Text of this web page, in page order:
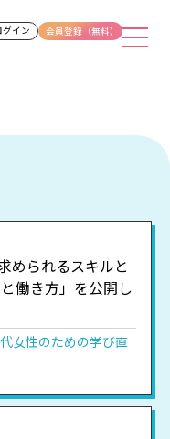
グイン 会員登録（無料）
められるスキルと
働き方」を公開し
女性のための学び直